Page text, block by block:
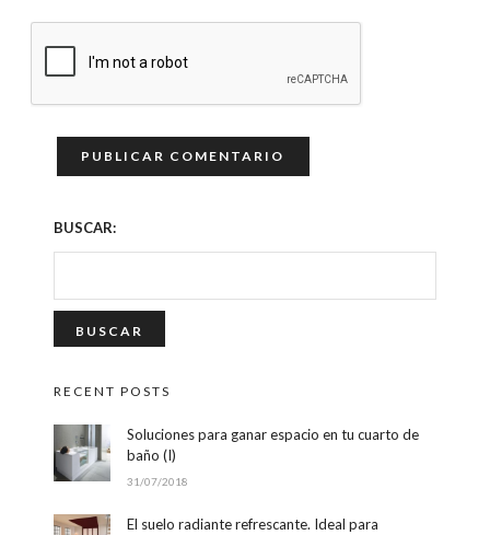
BUSCAR:
RECENT POSTS
Soluciones para ganar espacio en tu cuarto de
baño (I)
31/07/2018
El suelo radiante refrescante. Ideal para